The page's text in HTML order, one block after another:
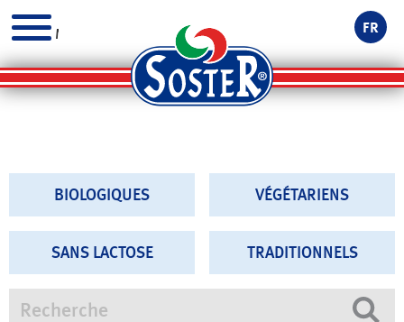
MENU FR
Recherche
BIOLOGIQUES VÉGÉTARIENS
SANS LACTOSE TRADITIONNELS